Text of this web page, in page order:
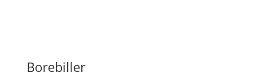
Borebiller